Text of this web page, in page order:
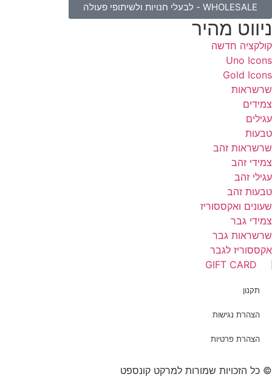
WHOLESALE - לבעלי חנויות ולשיתופי פעולה
ניווט מהיר
קולקציה חדשה
Uno Icons
Gold Icons
שרשראות
צמידים
עגילים
טבעות
שרשראות זהב
צמידי זהב
עגילי זהב
טבעות זהב
שעונים ואקססוריז
צמידי גבר
שרשראות גבר
אקססוריז לגבר
GIFT CARD
תקנון
הצהרת נגישות
הצהרת פרטיות
© כל הזכויות שמורות למרקט קונספט